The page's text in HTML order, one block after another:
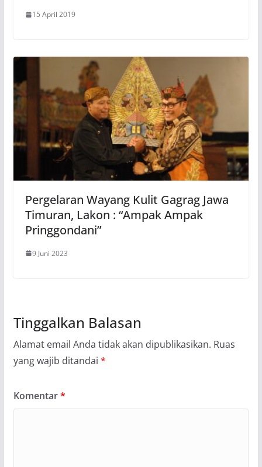
15 April 2019
Pergelaran Wayang Kulit Gagrag Jawa
Timuran, Lakon : “Ampak Ampak
Pringgondani”
9 Juni 2023
Tinggalkan Balasan
Alamat email Anda tidak akan dipublikasikan. Ruas
yang wajib ditandai *
Komentar*